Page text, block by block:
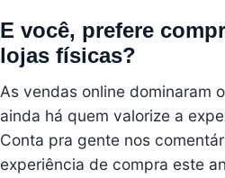
E você, prefere
lojas físicas?
As vendas online dominaram
ainda há quem valorize a
Conta pra gente nos
experiência de compra este